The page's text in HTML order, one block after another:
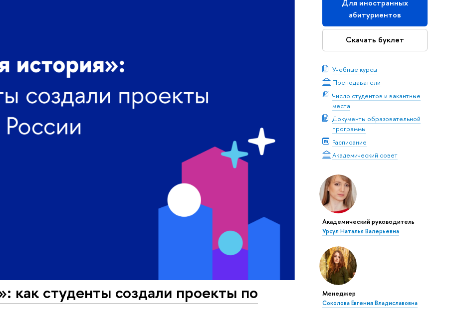
Для иностранных
абитуриентов
Скачать буклет
Учебные курсы
Преподаватели
Число студентов и вакантные
места
Документы образовательной
программы
Расписание
Академический совет
Академический руководитель
Урсул Наталья Валерьевна
Менеджер
Соколова Евгения Владиславовна
как студенты создали проекты по